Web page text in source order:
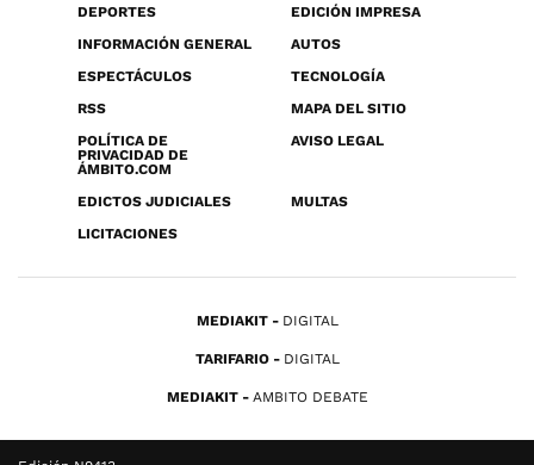
DEPORTES
EDICIÓN IMPRESA
INFORMACIÓN GENERAL
AUTOS
ESPECTÁCULOS
TECNOLOGÍA
RSS
MAPA DEL SITIO
POLÍTICA DE
PRIVACIDAD DE
ÁMBITO.COM
AVISO LEGAL
EDICTOS JUDICIALES
MULTAS
LICITACIONES
MEDIAKIT DIGITAL
TARIFARIO DIGITAL
MEDIAKIT AMBITO DEBATE